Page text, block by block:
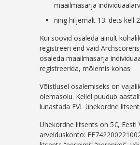
maailmasarja
ning hiljemalt 13. dets kell
Kui soovid osaleda ainult
registreeri end vaid
osaleda maailmasarja
registreerida, mõlemis kohas.
Võistlusel osalemiseks on
olemasolu. Kellel puudub
lunastada EVL ühekordne
Ühekordne litsents on 5€, Eesti
arvelduskonto: